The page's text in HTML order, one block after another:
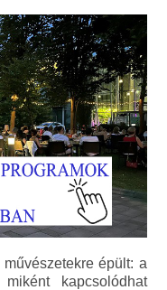
épült: a
kapcsolódhat